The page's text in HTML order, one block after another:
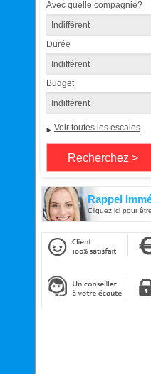
Avec quelle compagnie?
Durée
Budget
Voir toutes les escales
Rappel
Cliquez ici pour